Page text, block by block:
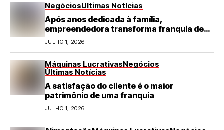
NegóciosÚltimas Notícias
Após anos dedicada à família,
empreendedora transforma franquia de
turismo em negócio de destaque no RN
JULHO 1, 2026
Máquinas LucrativasNegócios
Últimas Notícias
A satisfação do cliente é o maior
patrimônio de uma franquia
JULHO 1, 2026